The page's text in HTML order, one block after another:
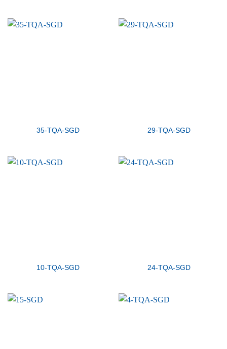
35-TQA-SGD 29-TQA-SGD
10-TQA-SGD 24-TQA-SGD